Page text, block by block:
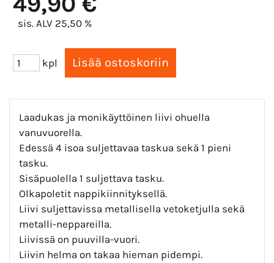
sis. ALV 25,50 %
kpl
Laadukas ja monikäyttöinen liivi ohuella
vanuvuorella.
Edessä 4 isoa suljettavaa taskua sekä 1 pieni
tasku.
Sisäpuolella 1 suljettava tasku.
Olkapoletit nappikiinnityksellä.
Liivi suljettavissa metallisella vetoketjulla sekä
metalli-neppareilla.
Liivissä on puuvilla-vuori.
Liivin helma on takaa hieman pidempi.